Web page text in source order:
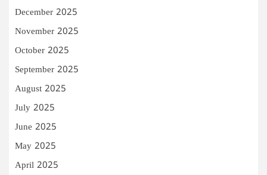
December 2025
November 2025
October 2025
September 2025
August 2025
July 2025
June 2025
May 2025
April 2025